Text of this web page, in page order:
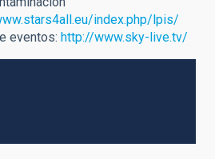
index.php/lpis/
eventos: http://www.sky-live.tv/